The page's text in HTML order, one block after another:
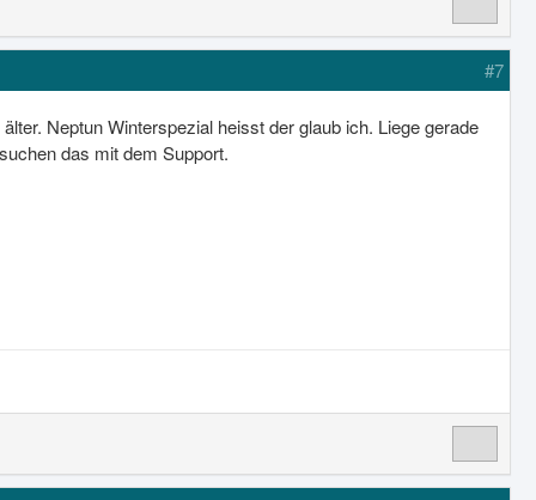
#7
Neptun Winterspezial heisst der glaub ich. Liege gerade
das mit dem Support.